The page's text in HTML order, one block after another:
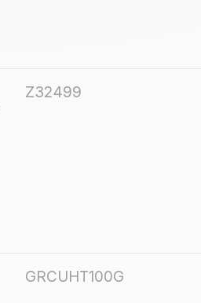
Z32499
GRCUHT100G